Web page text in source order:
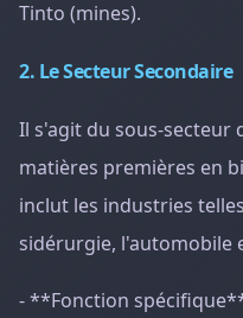
Tinto (mines).
2. Le Secteur Secondaire
Il s'agit du sous-secteur
matières premières en
inclut les industries
sidérurgie, l'automobile
- **Fonction